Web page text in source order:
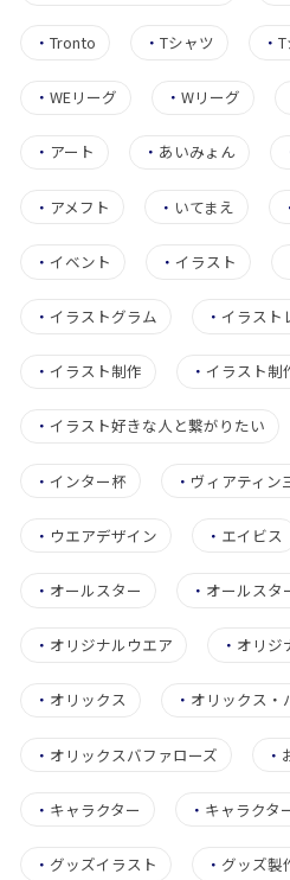
・ Tronto ・Tシャツ ・
・ WEリーグ ・Wリーグ
・ アート ・ あいみょん
・ アメフト ・ いてまえ
・ イベント ・ イラスト
・ イラストグラム ・ イラスト
・ イラスト制作 ・ イラスト制
・ イラスト好きな人と繋がりたい
・ インター杯 ・ ヴィアティン
・ ウエアデザイン ・ エイビス
・ オールスター ・ オールスタ
・ オリジナルウエア ・ オリジ
・ オリックス ・ オリックス・
・ オリックスバファローズ ・
・ キャラクター ・ キャラクタ
・ グッズイラスト ・ グッズ製